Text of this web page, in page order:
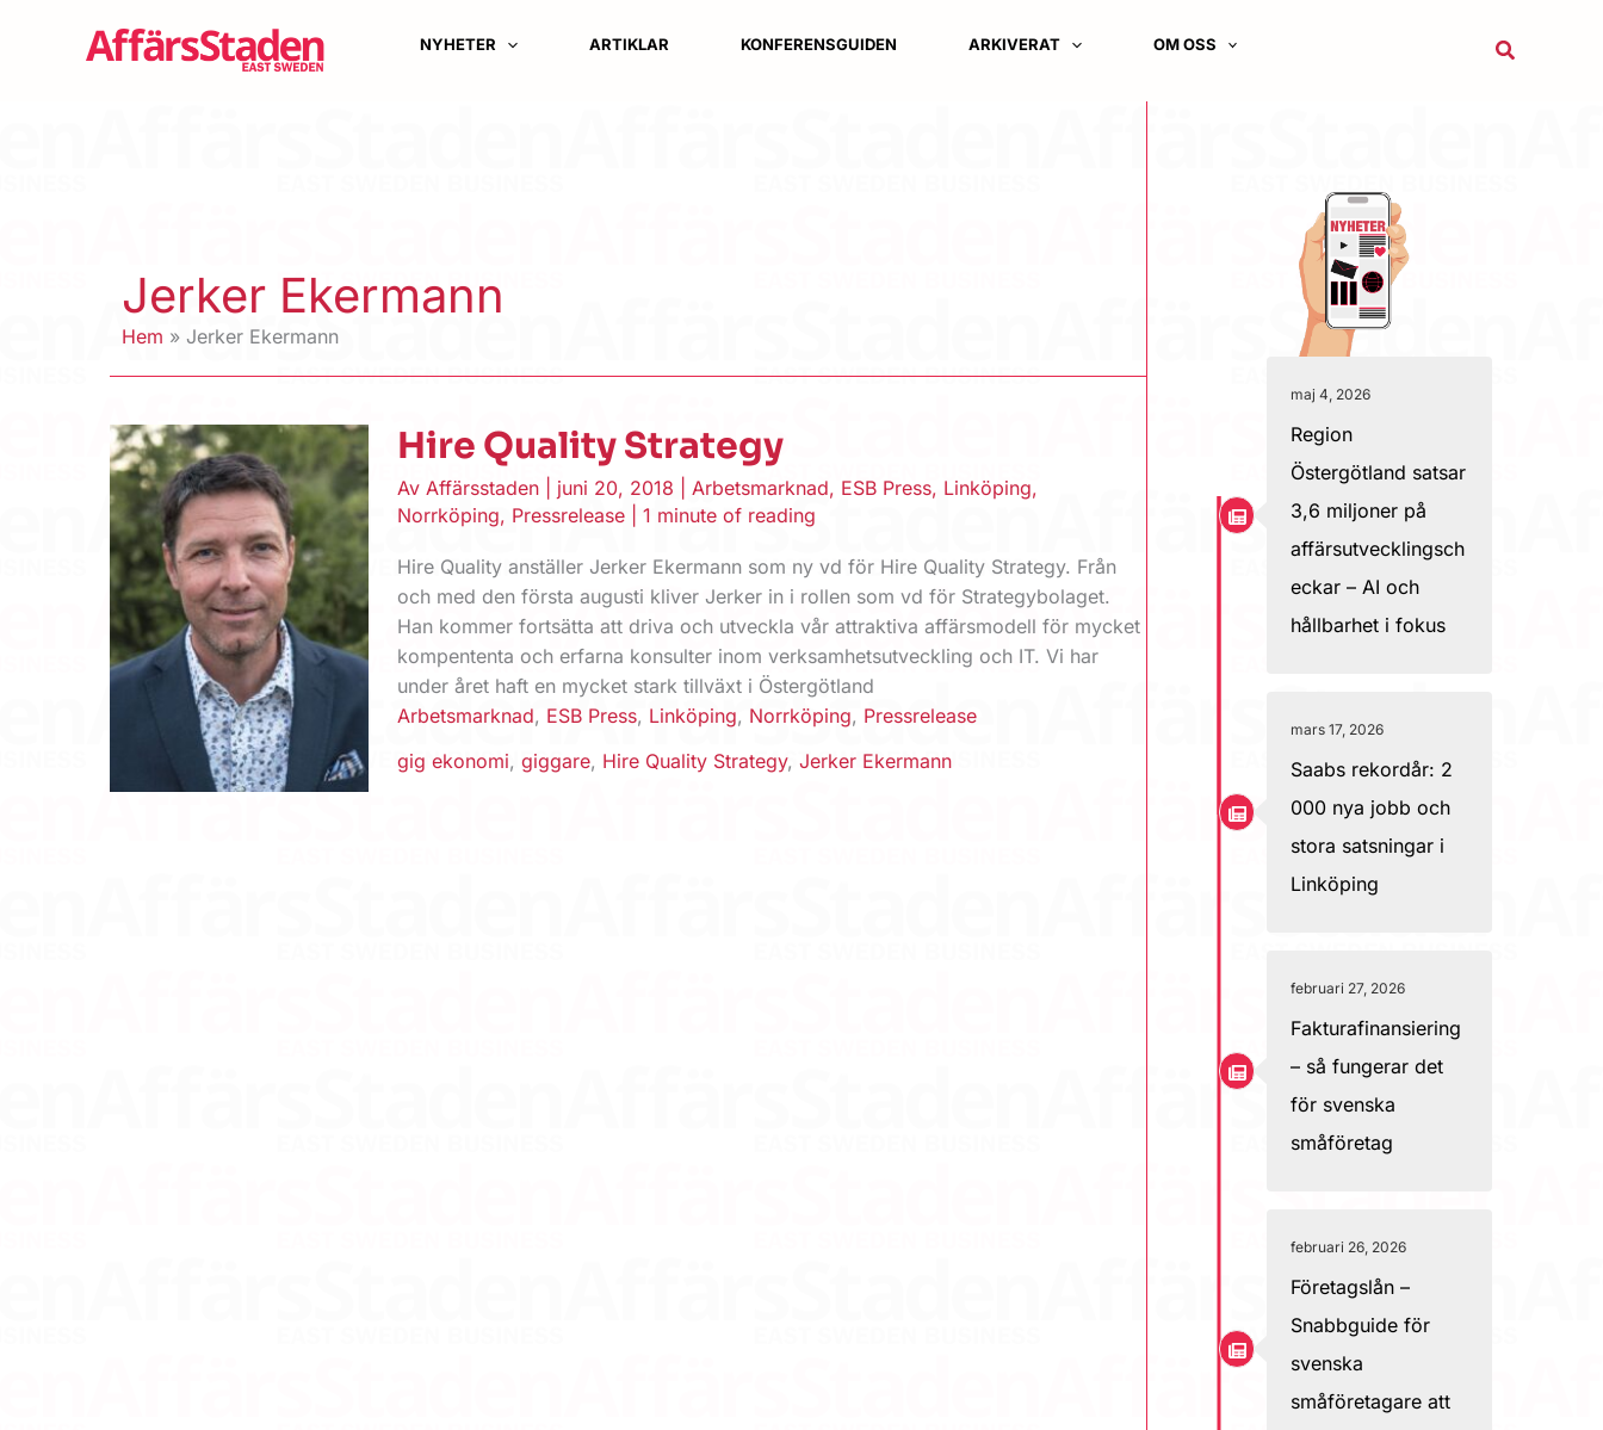
NYHETER ARTIKLAR KONFERENSGUIDEN ARKIVERAT OM OSS Sök
Jerker Ekermann
Hem Jerker Ekermann
Hire Quality Strategy
AvAffärsstaden juni 20, 2018 |Arbetsmarknad, ESB Press, Linköping,
Norrköping, Pressrelease |1 minute of reading
Hire Quality anställer Jerker Ekermann som ny vd för Hire Quality Strategy. Från
och med den första augusti kliver Jerker in i rollen som vd för Strategybolaget.
Han kommer fortsätta att driva och utveckla vår attraktiva affärsmodell för mycket
kompententa och erfarna konsulter inom verksamhetsutveckling och IT. Vi har
under året haft en mycket stark tillväxt i Östergötland
Arbetsmarknad, ESB Press, Linköping, Norrköping, Pressrelease
gig ekonomi,giggare, Hire Quality Strategy,Jerker Ekermann
maj 4, 2026
Region
Östergötland satsar
3,6 miljoner på
affärsutvecklingsch
eckar – AI och
hållbarhet i fokus
mars 17, 2026
Saabs rekordår: 2
000 nya jobb och
stora satsningar i
Linköping
februari 27, 2026
Fakturafinansiering
– så fungerar det
för svenska
småföretag
februari 26, 2026
Företagslån –
Snabbguide för
svenska
småföretagare att